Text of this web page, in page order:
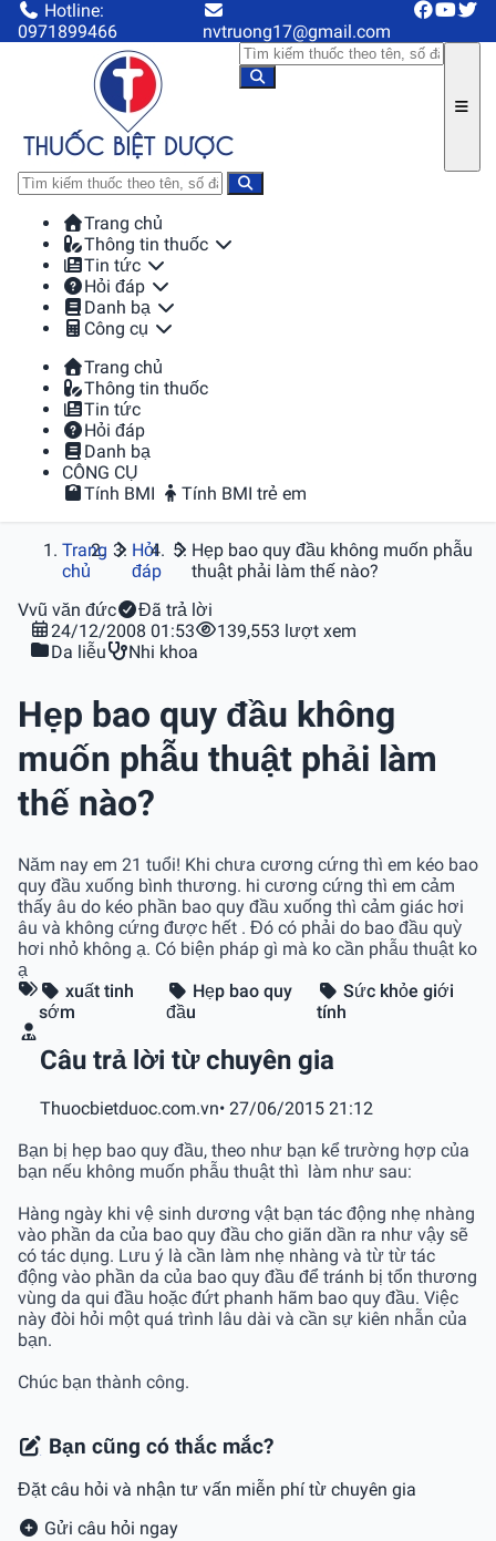
Hotline:
0971899466
nvtruong17@gmail.com
Trang chủ
Thông tin thuốc
Tin tức
Hỏi đáp
Danh bạ
Công cụ
Trang chủ
Thông tin thuốc
Tin tức
Hỏi đáp
Danh bạ
CÔNG CỤ
Tính BMI
Tính BMI trẻ em
Trang
chủ
Hỏi
đáp
Hẹp bao quy đầu không muốn phẫu
thuật phải làm thế nào?
Vvũ văn đức
Đã trả lời
24/12/2008 01:53
139,553 lượt xem
Da liễu
Nhi khoa
Hẹp bao quy đầu không
muốn phẫu thuật phải làm
thế nào?
Năm nay em 21 tuổi! Khi chưa cương cứng thì em kéo bao
quy đầu xuống bình thương. hi cương cứng thì em cảm
thấy âu do kéo phần bao quy đầu xuống thì cảm giác hơi
âu và không cứng được hết . Đó có phải do bao đầu quỳ
hơi nhỏ không ạ. Có biện pháp gì mà ko cần phẫu thuật ko
ạ
xuất tinh
sớm
Hẹp bao quy
đầu
Sức khỏe giới
tính
Câu trả lời từ chuyên gia
Thuocbietduoc.com.vn• 27/06/2015 21:12
Bạn bị hẹp bao quy đầu, theo như bạn kể trường hợp của
bạn nếu không muốn phẫu thuật thì làm như sau:
Hàng ngày khi vệ sinh dương vật bạn tác động nhẹ nhàng
vào phần da của bao quy đầu cho giãn dần ra như vậy sẽ
có tác dụng. Lưu ý là cần làm nhẹ nhàng và từ từ tác
động vào phần da của bao quy đầu để tránh bị tổn thương
vùng da qui đầu hoặc đứt phanh hãm bao quy đầu. Việc
này đòi hỏi một quá trình lâu dài và cần sự kiên nhẫn của
bạn.
Chúc bạn thành công.
Bạn cũng có thắc mắc?
Đặt câu hỏi và nhận tư vấn miễn phí từ chuyên gia
Gửi câu hỏi ngay